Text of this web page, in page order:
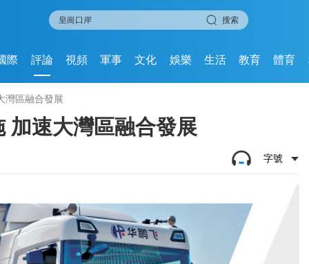
搜索
際 評論 視頻 軍事 文化 娛樂 生活 教育 體育
灣區融合發展
加速大灣區融合發展
字號